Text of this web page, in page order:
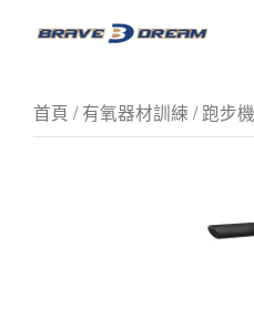
首頁 /有氧器材訓練 /跑步機